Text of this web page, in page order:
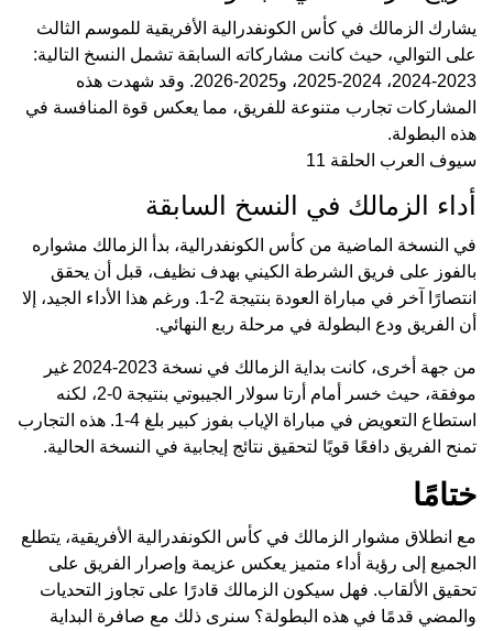
يشارك الزمالك في كأس الكونفدرالية الأفريقية للموسم الثالث
على التوالي، حيث كانت مشاركاته السابقة تشمل النسخ التالية:
2023-2024، 2024-2025، و2025-2026. وقد شهدت هذه
المشاركات تجارب متنوعة للفريق، مما يعكس قوة المنافسة في
هذه البطولة.
سيوف العرب الحلقة 11
أداء الزمالك في النسخ السابقة
في النسخة الماضية من كأس الكونفدرالية، بدأ الزمالك مشواره
بالفوز على فريق الشرطة الكيني بهدف نظيف، قبل أن يحقق
انتصارًا آخر في مباراة العودة بنتيجة 2-1. ورغم هذا الأداء الجيد، إلا
أن الفريق ودع البطولة في مرحلة ربع النهائي.
من جهة أخرى، كانت بداية الزمالك في نسخة 2023-2024 غير
موفقة، حيث خسر أمام أرتا سولار الجيبوتي بنتيجة 0-2، لكنه
استطاع التعويض في مباراة الإياب بفوز كبير بلغ 4-1. هذه التجارب
تمنح الفريق دافعًا قويًا لتحقيق نتائج إيجابية في النسخة الحالية.
ختامًا
مع انطلاق مشوار الزمالك في كأس الكونفدرالية الأفريقية، يتطلع
الجميع إلى رؤية أداء متميز يعكس عزيمة وإصرار الفريق على
تحقيق الألقاب. فهل سيكون الزمالك قادرًا على تجاوز التحديات
والمضي قدمًا في هذه البطولة؟ سنرى ذلك مع صافرة البداية